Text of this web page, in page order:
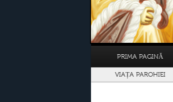
PRIMA PAGINĂ
VIAȚA PAROHIEI